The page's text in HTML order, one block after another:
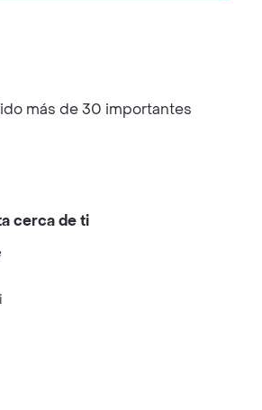
más de 30 importantes
cerca de ti